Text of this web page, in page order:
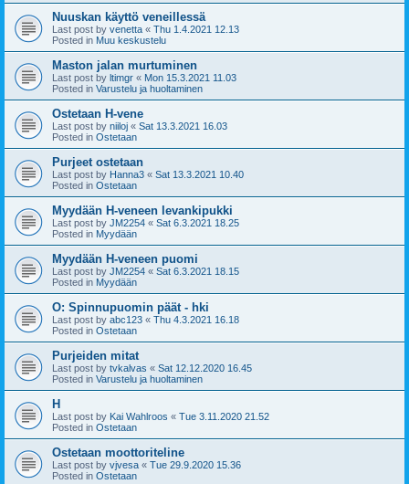
Nuuskan käyttö veneillessä
Last post by venetta « Thu 1.4.2021 12.13
Posted in Muu keskustelu
Maston jalan murtuminen
Last post by ltimgr « Mon 15.3.2021 11.03
Posted in Varustelu ja huoltaminen
Ostetaan H-vene
Last post by niiloj « Sat 13.3.2021 16.03
Posted in Ostetaan
Purjeet ostetaan
Last post by Hanna3 « Sat 13.3.2021 10.40
Posted in Ostetaan
Myydään H-veneen levankipukki
Last post by JM2254 « Sat 6.3.2021 18.25
Posted in Myydään
Myydään H-veneen puomi
Last post by JM2254 « Sat 6.3.2021 18.15
Posted in Myydään
O: Spinnupuomin päät - hki
Last post by abc123 « Thu 4.3.2021 16.18
Posted in Ostetaan
Purjeiden mitat
Last post by tvkalvas « Sat 12.12.2020 16.45
Posted in Varustelu ja huoltaminen
H
Last post by Kai Wahlroos « Tue 3.11.2020 21.52
Posted in Ostetaan
Ostetaan moottoriteline
Last post by vjvesa « Tue 29.9.2020 15.36
Posted in Ostetaan